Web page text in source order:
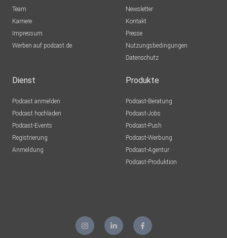
Team
Karriere
Impressum
Werben auf podcast.de
Newsletter
Kontakt
Presse
Nutzungsbedingungen
Datenschutz
Dienst
Podcast anmelden
Podcast hochladen
Podcast-Events
Registrierung
Anmeldung
Produkte
Podcast-Beratung
Podcast-Jobs
Podcast-Push
Podcast-Werbung
Podcast-Agentur
Podcast-Produktion